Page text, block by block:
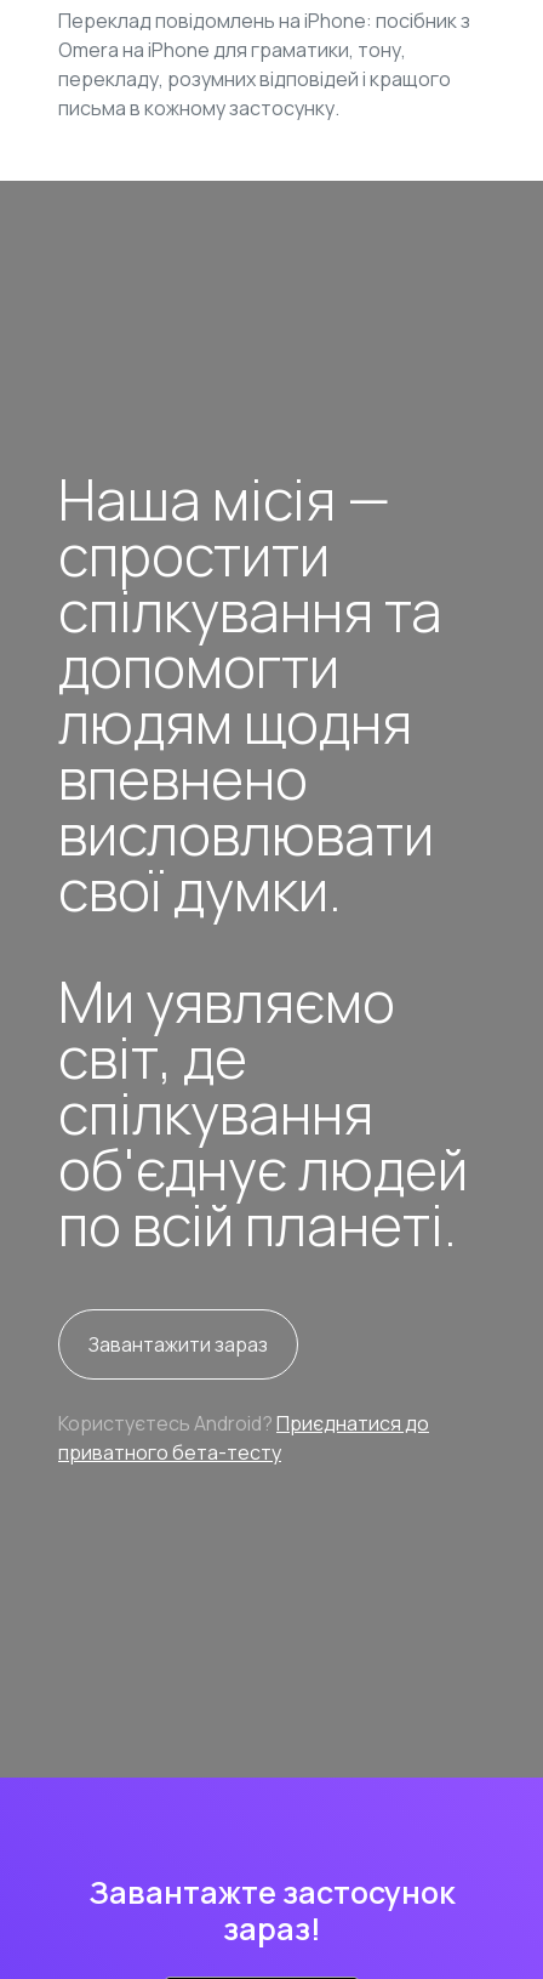
Переклад повідомлень на iPhone: посібник з
Omera на iPhone для граматики, тону,
перекладу, розумних відповідей і кращого
письма в кожному застосунку.
Наша місія —
спростити
спілкування та
допомогти
людям щодня
впевнено
висловлювати
свої думки.
Ми уявляємо
світ, де
спілкування
об'єднує людей
по всій планеті.
Завантажити зараз
Користуєтесь Android?Приєднатися до
приватного бета-тесту
Завантажте застосунок
зараз!